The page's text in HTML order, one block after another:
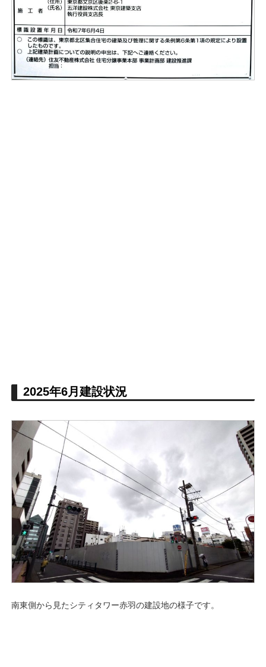
2025年6月建設状況
南東側から見たシティタワー赤羽の建設地の様子です。